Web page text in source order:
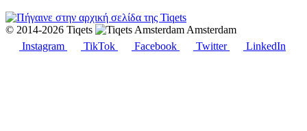
© 2014-2026 Tiqets
Amsterdam
Instagram
TikTok Facebook Twitter LinkedIn